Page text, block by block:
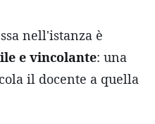
nell'istanza è
e vincolante: una
il docente a quella